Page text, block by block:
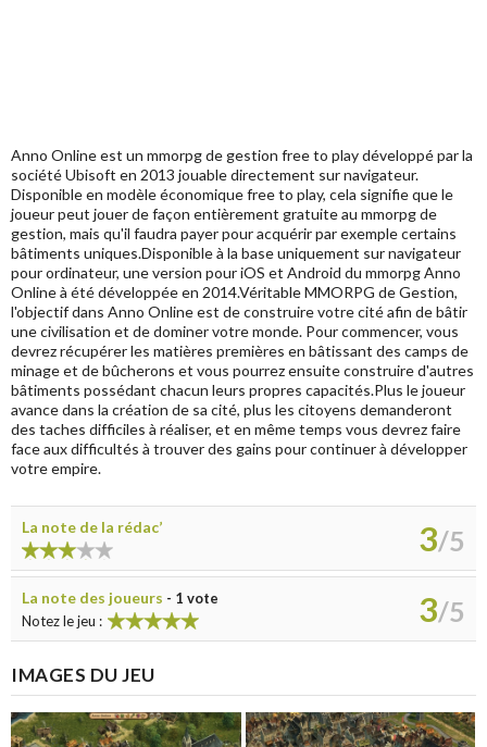
Anno Online est un mmorpg de gestion free to play développé par la
société Ubisoft en 2013 jouable directement sur navigateur.
Disponible en modèle économique free to play, cela signifie que le
joueur peut jouer de façon entièrement gratuite au mmorpg de
gestion, mais qu'il faudra payer pour acquérir par exemple certains
bâtiments uniques.Disponible à la base uniquement sur navigateur
pour ordinateur, une version pour iOS et Android du mmorpg Anno
Online à été développée en 2014.Véritable MMORPG de Gestion,
l'objectif dans Anno Online est de construire votre cité afin de bâtir
une civilisation et de dominer votre monde. Pour commencer, vous
devrez récupérer les matières premières en bâtissant des camps de
minage et de bûcherons et vous pourrez ensuite construire d'autres
bâtiments possédant chacun leurs propres capacités.Plus le joueur
avance dans la création de sa cité, plus les citoyens demanderont
des taches difficiles à réaliser, et en même temps vous devrez faire
face aux difficultés à trouver des gains pour continuer à développer
votre empire.
La note de la rédac’ 3/5
La note des joueurs - 1 vote
Notez le jeu :
3/5
IMAGES DU JEU